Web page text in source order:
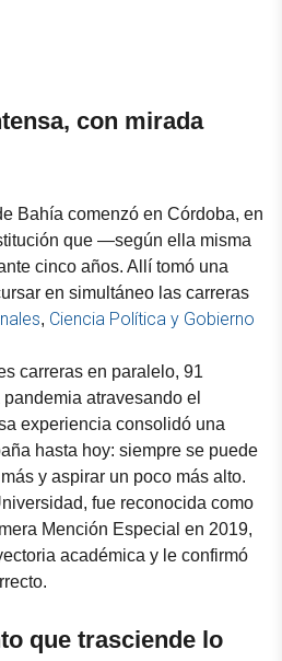
con mirada
Bahía comenzó en Córdoba, en
que —según ella misma
cinco años. Allí tomó una
en simultáneo las carreras
, Ciencia Política y Gobierno
carreras en paralelo, 91
atravesando el
experiencia consolidó una
hasta hoy: siempre se puede
y aspirar un poco más alto.
fue reconocida como
Mención Especial en 2019,
académica y le confirmó
que trasciende lo